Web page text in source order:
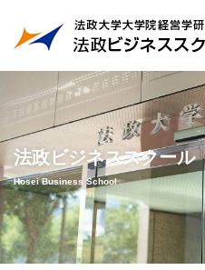
法政ビジネススクール
Hosei Business School